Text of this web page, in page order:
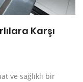
Karşı
ve sağlıklı bir